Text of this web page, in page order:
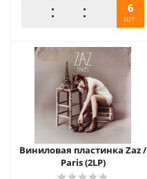
6
шт.
Виниловая пластинка Zaz /
Paris (2LP)